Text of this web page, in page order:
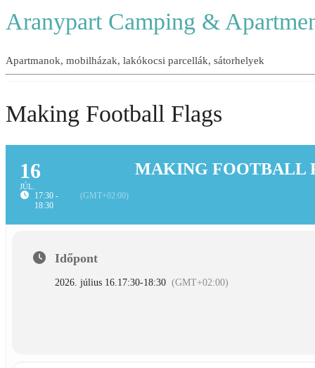
Aranypart Camping &
Apartmanok, mobilházak, lakókocsi parcellák, sátorhelyek
Making Football Flags
16
JÚL.
17:30 -
18:30
(GMT+02:00)
MAKING FOOTBALL
Időpont
2026. július 16. 17:30-18:30 (GMT+02:00)